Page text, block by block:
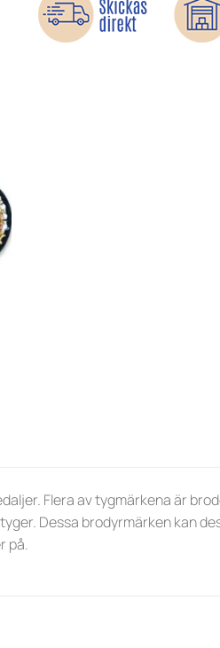
Flera av tygmärkena är
Dessa brodyrmärken kan
på.